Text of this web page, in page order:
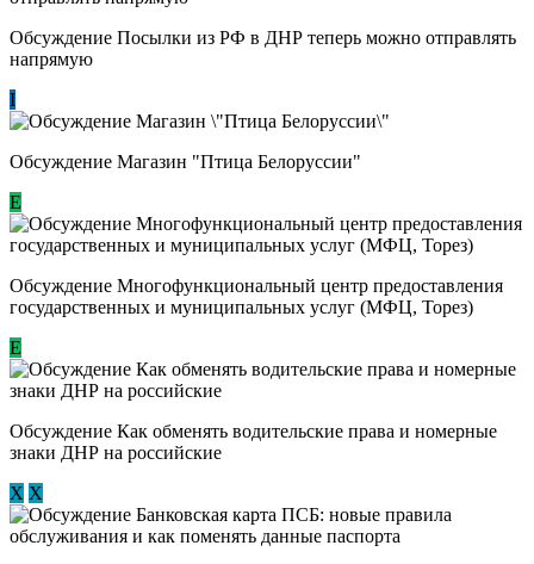
Обсуждение Посылки из РФ в ДНР теперь можно отправлять
напрямую
I
Обсуждение Магазин "Птица Белоруссии"
Е
Обсуждение Многофункциональный центр предоставления
государственных и муниципальных услуг (МФЦ, Торез)
E
Обсуждение ​Как обменять водительские права и номерные
знаки ДНР на российские
Х Х